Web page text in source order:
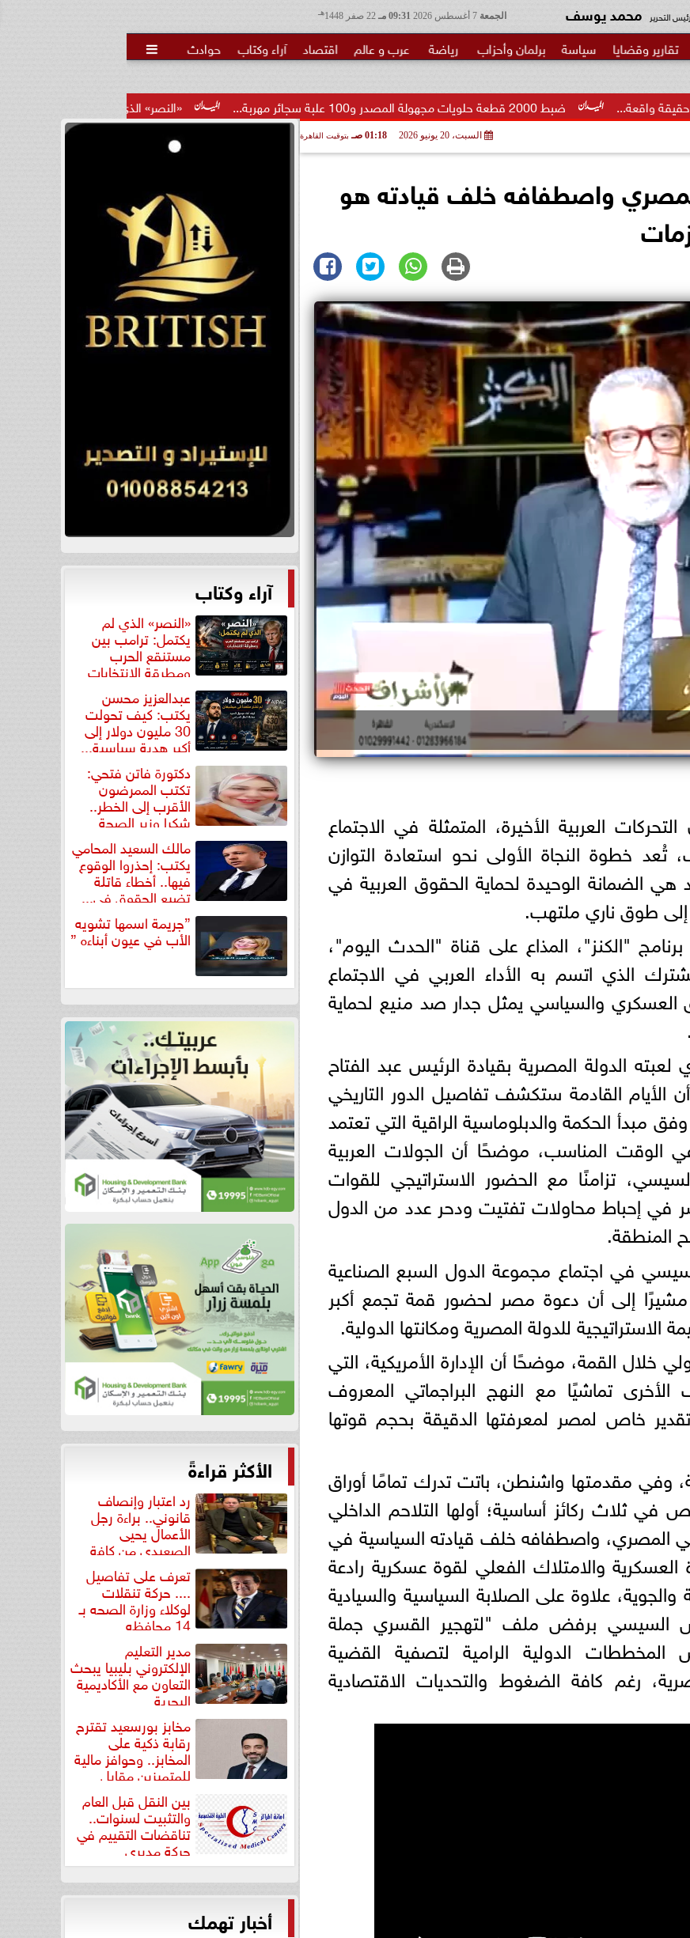
الجمعة 09:31 مـ هـ رئيس التحرير محمد يوسف
تقارير وقضايا سياسة برلمان وأحزاب رياضة عرب و عالم اقتصاد آراء وكتاب حوادث 
«النصر» الذي لم يكتمل: ترامب بين مستنقع الحرب ضبط 2000 قطعة حلويات مجهولة المصدر و100 علبة سجائر مهربة...
السبت، 20 يونيو 2026 01:18 صـ بتوقيت القاهرة
واصطفافه خلف قيادته هو
العربية الأخيرة، المتمثلة في الاجتماع
تُعد خطوة النجاة الأولى نحو استعادة التوازن
هي الضمانة الوحيدة لحماية الحقوق العربية في
إلى طوق ناري ملتهب.
"الكنز"، المذاع على قناة "الحدث اليوم"،
الذي اتسم به الأداء العربي في الاجتماع
العسكري والسياسي يمثل جدار صد منيع لحماية
الدولة المصرية بقيادة الرئيس عبد الفتاح
الأيام القادمة ستكشف تفاصيل الدور التاريخي
مبدأ الحكمة والدبلوماسية الراقية التي تعتمد
المناسب، موضحًا أن الجولات العربية
تزامنًا مع الحضور الاستراتيجي للقوات
في إحباط محاولات تفتيت ودحر عدد من الدول
المنطقة.
في اجتماع مجموعة الدول السبع الصناعية
إلى أن دعوة مصر لحضور قمة تجمع أكبر
للدولة المصرية ومكانتها الدولية.
خلال القمة، موضحًا أن الإدارة الأمريكية، التي
تماشيًا مع النهج البراجماتي المعروف
خاص لمصر لمعرفتها الدقيقة بحجم قوتها
وفي مقدمتها واشنطن، باتت تدرك تمامًا أوراق
في ثلاث ركائز أساسية؛ أولها التلاحم الداخلي
المصري، واصطفافه خلف قيادته السياسية في
والامتلاك الفعلي لقوة عسكرية رادعة
علاوة على الصلابة السياسية والسيادية
السيسي برفض ملف "لتهجير القسري جملة
الدولية الرامية لتصفية القضية
رغم كافة الضغوط والتحديات الاقتصادية
آراء وكتاب
«النصر» الذي لم
يكتمل: ترامب بين
مستنقع الحرب
ومطرقة الانتخابات
عبدالعزيز محسن
يكتب: كيف تحولت
30 مليون دولار إلى
أكبر هدية سياسية...
دكتورة فاتن فتحي:
تكتب الممرضون
الأقرب إلى الخطر..
شكرا وزير الصحة
لتكريم... مالك السعيد المحامي
يكتب: إحذروا الوقوع
فيها.. أخطاء قاتلة
تضيع الحقوق في...
”جريمة اسمها تشويه
الأب في عيون أبناءه ”
الأكثر قراءةً
رد اعتبار وإنصاف
قانوني.. براءة رجل
الأعمال يحيى
الصعيدي من كافة
التهم... تعرف على تفاصيل
.... حركة تنقلات
لوكلاء وزارة الصحه بـ
14 محافظه
مدير التعليم
الإلكتروني بليبيا يبحث
التعاون مع الأكاديمية
البحرية
مخابز بورسعيد تقترح
رقابة ذكية على
المخابز.. وحوافز مالية
للمتميزين مقابل
بين النقل قبل العام
والتثبيت لسنوات..
تناقضات التقييم في
حركة مديري
”مستشفيات...
أخبار تهمك